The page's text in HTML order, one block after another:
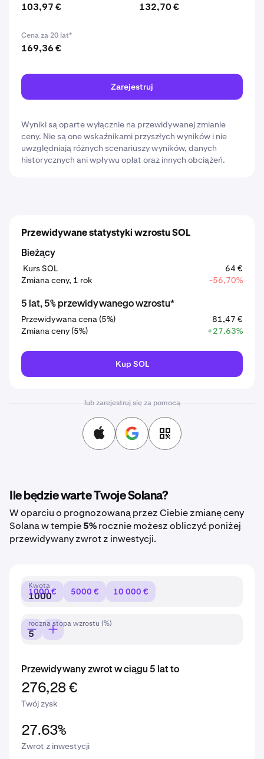
103,97 € 132,70 €
Cena za 20 lat*
169,36 €
Zarejestruj
Wyniki są oparte wyłącznie na przewidywanej zmianie
ceny. Nie są one wskaźnikami przyszłych wyników i nie
uwzględniają różnych scenariuszy wyników, danych
historycznych ani wpływu opłat oraz innych obciążeń.
Przewidywane statystyki wzrostu SOL
Bieżący
Kurs SOL
64 €
Zmiana ceny, 1 rok
-56,70%
5 lat, 5% przewidywanego wzrostu*
Przewidywana cena (5%)
81,47 €
Zmiana ceny (5%)
+27.63%
Kup SOL
lub zarejestruj się za pomocą
Ile będzie warte Twoje Solana?
W oparciu o prognozowaną przez Ciebie zmianę ceny
Solana w tempie5%rocznie możesz obliczyć poniżej
przewidywany zwrot z inwestycji.
Kwota
1000 € 5000 € 10 000 €
roczna stopa wzrostu (%)
Przewidywany zwrot w ciągu 5 lat to
276,28 €
Twój zysk
27.63%
Zwrot z inwestycji